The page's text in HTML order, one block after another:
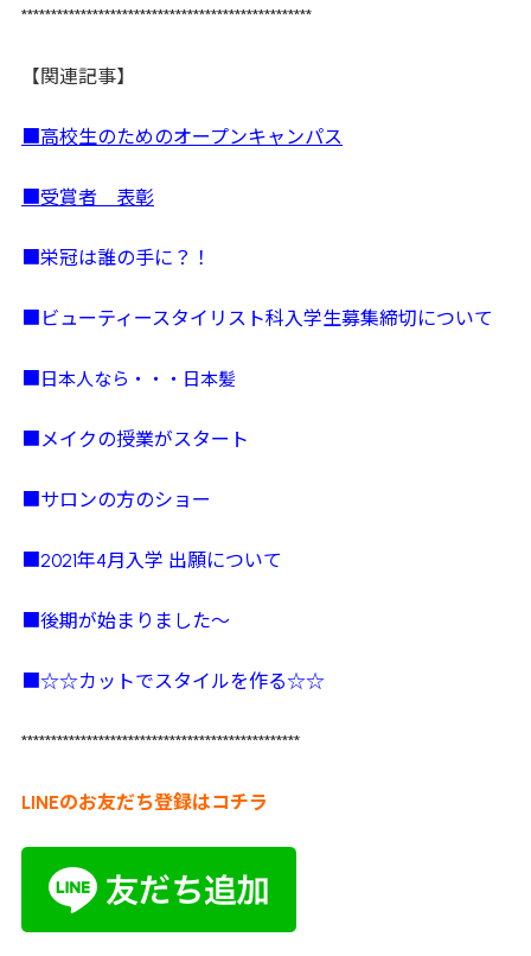
*************************************************
【関連記事】
■高校生のためのオープンキャンパス
■受賞者 表彰
■栄冠は誰の手に？！
■ビューティースタイリスト科入学生募集締切について
日本人なら・・・日本髪
■メイクの授業がスタート
■サロンの方のショー
■2021年4月入学 出願について
■後期が始まりました～
■☆☆カットでスタイルを作る☆☆
***********************************************
LINEのお友だち登録はコチラ